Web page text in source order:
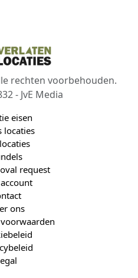
rechten voorbehouden.
- JvE Media
eisen
locaties
request
ons